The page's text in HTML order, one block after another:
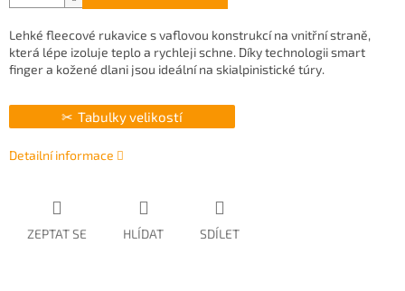
Lehké fleecové rukavice s vaflovou konstrukcí na vnitřní straně,
která lépe izoluje teplo a rychleji schne. Díky technologii smart
finger a kožené dlani jsou ideální na skialpinistické túry.
Tabulky velikostí
Detailní informace
ZEPTAT SE HLÍDAT SDÍLET